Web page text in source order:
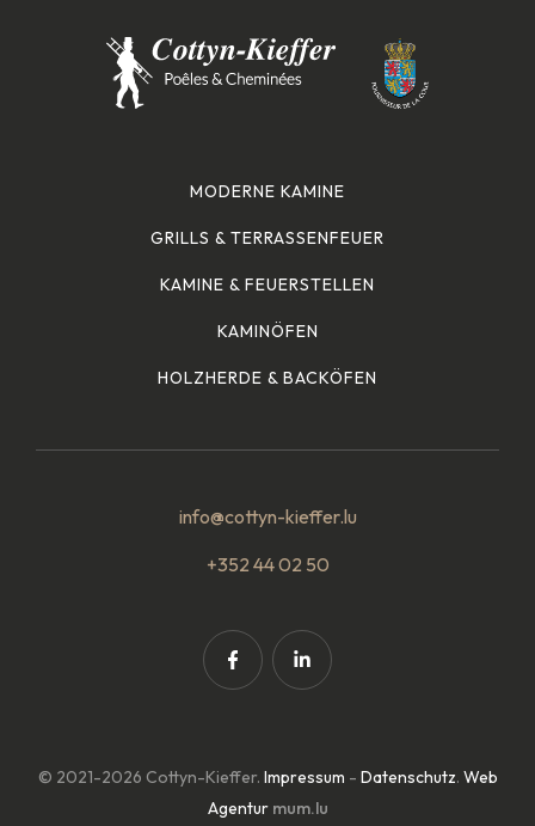
MODERNE KAMINE
GRILLS & TERRASSENFEUER
KAMINE & FEUERSTELLEN
KAMINÖFEN
HOLZHERDE & BACKÖFEN
info@cottyn-kieffer.lu
+352 44 02 50
© 2021-2026 Cottyn-Kieffer. Impressum - Datenschutz. Web
Agentur mum.lu